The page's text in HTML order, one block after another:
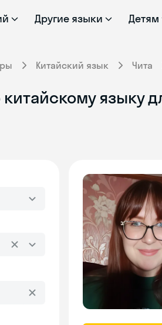
Другие языки Детям
Китайский язык Чита
языку